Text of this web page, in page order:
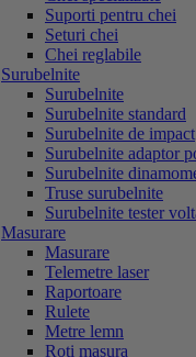
Suporti pentru chei
Seturi chei
Chei reglabile
Surubelnite
Surubelnite
Surubelnite standard
Surubelnite de impact
Surubelnite adaptor
Surubelnite
Truse surubelnite
Surubelnite tester
Masurare
Masurare
Telemetre laser
Raportoare
Rulete
Metre lemn
Roti masura